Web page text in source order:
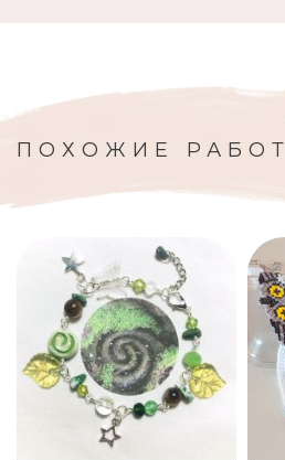
ПОХОЖИЕ